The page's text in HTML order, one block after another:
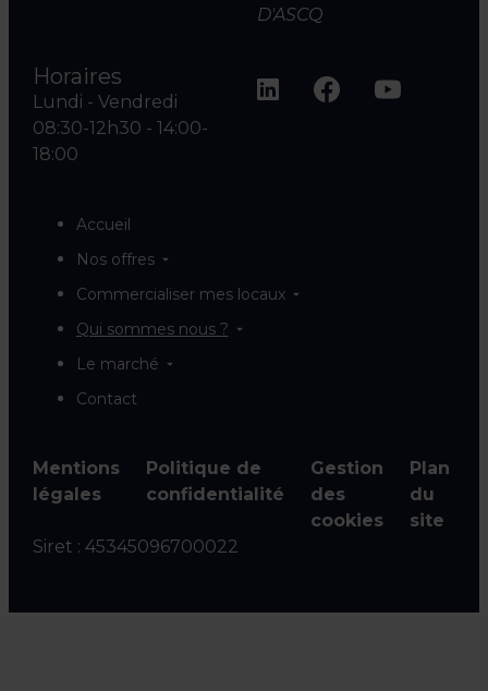
D'ASCQ
Horaires
Lundi - Vendredi
08:30-12h30 - 14:00-
18:00
Accueil
Nos offres
Commercialiser mes locaux
Qui sommes nous ?
Le marché
Contact
Mentions
légales
Politique de
confidentialité
Gestion
des
cookies
Plan
du
site
Siret : 45345096700022